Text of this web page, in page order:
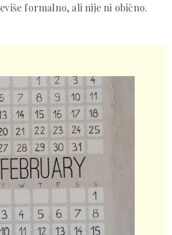
formalno, ali nije ni obično.